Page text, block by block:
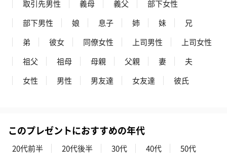
取引先男性
義母 義父
部下女性
部下男性
娘 息子 姉 妹
兄
弟
彼女 同僚女性 上司男性
上司女性
祖父
祖母 母親 父親 妻
夫
女性
男性 男友達 女友達 彼氏
このプレゼントにおすすめの年代
20代前半 20代後半 30代 40代
50代